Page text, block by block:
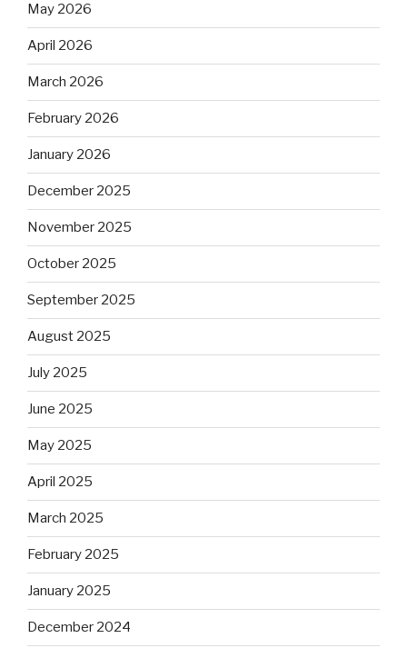
May 2026
April 2026
March 2026
February 2026
January 2026
December 2025
November 2025
October 2025
September 2025
August 2025
July 2025
June 2025
May 2025
April 2025
March 2025
February 2025
January 2025
December 2024